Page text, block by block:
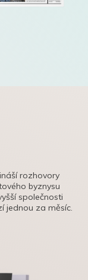
rozhovory
byznysu
společnosti
jednou za měsíc.